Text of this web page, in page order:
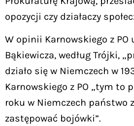
opozycji czy działaczy
W opinii Karnowskiego z PO
Bąkiewicza, według Trójki,
działo się w Niemczech w
Karnowskiego z PO „tym to
roku w Niemczech państwo
zastępować bojówki”.